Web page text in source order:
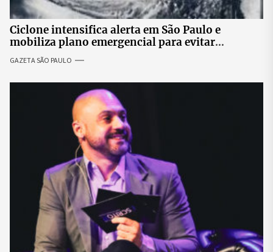
Ciclone intensifica alerta em São Paulo e
mobiliza plano emergencial para evitar
impactos no fornecimento de energia
GAZETA SÃO PAULO